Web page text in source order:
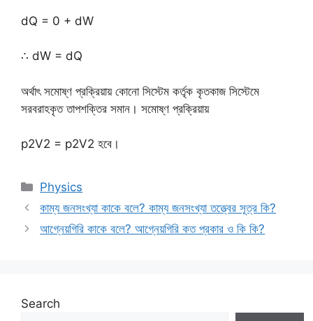
dQ = 0 + dW
∴ dW = dQ
অর্থাৎ সমোষ্ণ প্রক্রিয়ায় কোনো সিস্টেম কর্তৃক কৃতকাজ সিস্টেমে
সরবরাহকৃত তাপশক্তির সমান। সমোষ্ণ প্রক্রিয়ায়
p2V2 = p2V2 হবে।
Categories
Physics
কাম্য জনসংখ্যা কাকে বলে? কাম্য জনসংখ্যা তত্ত্বের সূত্র কি?
আগ্নেয়গিরি কাকে বলে? আগ্নেয়গিরি কত প্রকার ও কি কি?
Search